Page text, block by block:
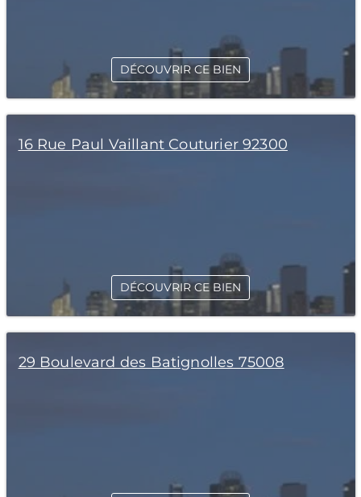
DÉCOUVRIR CE BIEN
16 Rue Paul Vaillant Couturier 92300
DÉCOUVRIR CE BIEN
29 Boulevard des Batignolles 75008